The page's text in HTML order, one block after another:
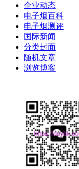
企业动态
电子烟百科
电子烟测评
国际新闻
分类封面
随机文章
浏览博客